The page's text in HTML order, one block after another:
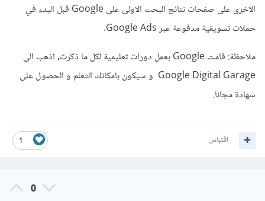
الاخرى على صفحات نتائج البحث الاولى على Google قبل البدء في
حملات تسويقية مدفوعة عبر Google Ads.
ملاحظة: قامت Google بعمل دورات تعليمية لكل ما ذكرت, اذهب الى
Google Digital Garage و سيكون بامكانك التعلم و الحصول على
شهادة مجانا.
1 اقتباس
0